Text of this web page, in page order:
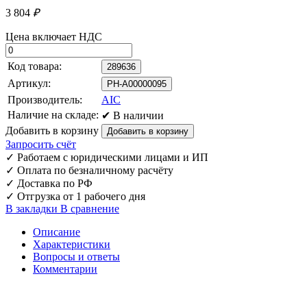
3 804 ₽
Цена включает НДС
Код товара: 289636
Артикул: PH-A00000095
Производитель:
AIC
Наличие на складе: ✔ В наличии
Добавить в корзину
Запросить счёт
✓ Работаем с юридическими лицами и ИП
✓ Оплата по безналичному расчёту
✓ Доставка по РФ
✓ Отгрузка от 1 рабочего дня
В закладки В сравнение
Описание
Характеристики
Вопросы и ответы
Комментарии